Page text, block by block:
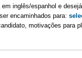
inglês/espanhol e
encaminhados para:
motivações para